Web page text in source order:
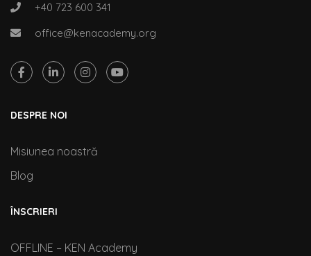
+40 723 600 341
office@kenacademy.org
DESPRE NOI
Misiunea noastră
Blog
ÎNSCRIERI
OFFLINE – KEN Academy